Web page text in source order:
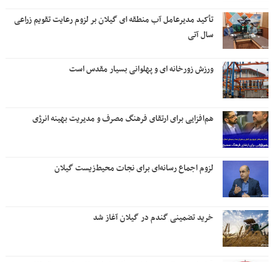
تأکید مدیرعامل آب منطقه ای گیلان بر لزوم رعایت تقویم زراعی‌
سال آتی
ورزش زورخانه ای و پهلوانی بسیار مقدس است
هم‌افزایی برای ارتقای فرهنگ مصرف و مدیریت بهینه انرژی
لزوم اجماع رسانه‌ای برای نجات محیط‌زیست گیلان
خرید تضمینی گندم در گیلان آغاز شد